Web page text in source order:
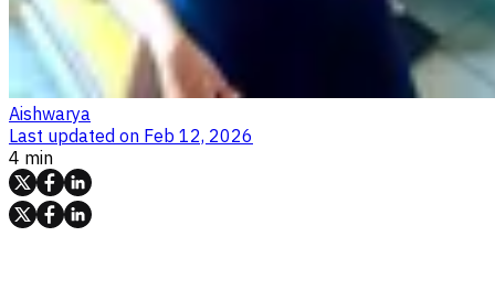
Aishwarya
Last updated on Feb 12, 2026
4 min